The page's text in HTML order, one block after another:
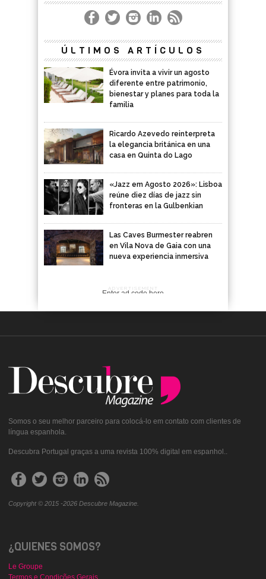
ÚLTIMOS ARTÍCULOS
Évora invita a vivir un agosto
diferente entre patrimonio,
bienestar y planes para toda la
familia
Ricardo Azevedo reinterpreta
la elegancia británica en una
casa en Quinta do Lago
«Jazz em Agosto 2026»: Lisboa
reúne diez días de jazz sin
fronteras en la Gulbenkian
Las Caves Burmester reabren
en Vila Nova de Gaia con una
nueva experiencia inmersiva
ADVERTISEMENT
Enter ad code here
Somos o seu melhor parceiro para colocá-lo em contato com clientes de
língua espanhola.
Descubra Portugal graças a uma revista 100% digital em espanhol..
Copyright © 2015 -2026 Descubre Magazine.
¿QUIENES SOMOS?
Le Groupe
Termos e Condições Gerais